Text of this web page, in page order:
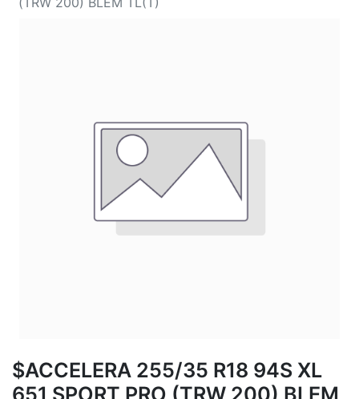
$ACCELERA 255/35 R18 94S XL
651 SPORT PRO (TRW 200) BLEM